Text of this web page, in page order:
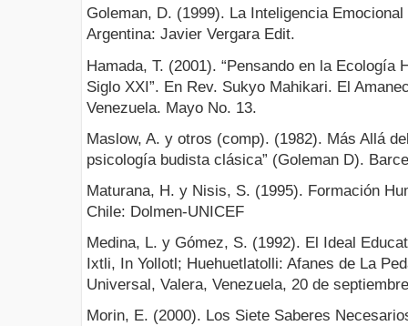
Goleman, D. (1999). La Inteligencia
Argentina: Javier Vergara Edit.
Hamada, T. (2001). “Pensando en la Ecología
Siglo XXI”. En Rev. Sukyo Mahikari. El
Venezuela. Mayo No. 13.
Maslow, A. y otros (comp). (1982). Más Allá
psicología budista clásica” (Goleman D).
Maturana, H. y Nisis, S. (1995). Formación
Chile: Dolmen-UNICEF
Medina, L. y Gómez, S. (1992). El Ideal
Ixtli, In Yollotl; Huehuetlatolli: Afanes de La
Universal, Valera, Venezuela, 20 de
Morin, E. (2000). Los Siete Saberes